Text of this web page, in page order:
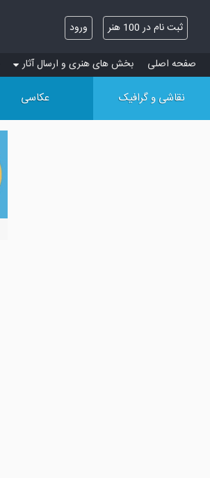
ثبت نام در 100 هنر ورود
صفحه اصلی بخش های هنری و ارسال آثار
نقاشی و گرافیک عکاسی